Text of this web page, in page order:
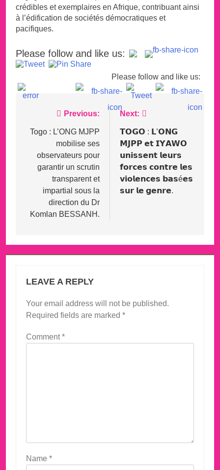
crédibles et exemplaires en Afrique, contribuant ainsi
à l’édification de sociétés démocratiques et
pacifiques.
Please follow and like us:
Please follow and like us:
navigation
Previous:
Togo : L’ONG MJPP
mobilise ses
observateurs pour
garantir un scrutin
transparent et
impartial sous la
direction du Dr
Komlan BESSANH.
Next:
𝗧𝗢𝗚𝗢 : 𝗟’𝗢𝗡𝗚
𝗠𝗝𝗣𝗣 𝗲𝘁 𝗜𝗬𝗔𝗪𝗢
𝘂𝗻𝗶𝘀𝘀𝗲𝗻𝘁 𝗹𝗲𝘂𝗿𝘀
𝗳𝗼𝗿𝗰𝗲𝘀 𝗰𝗼𝗻𝘁𝗿𝗲 𝗹𝗲𝘀
𝘃𝗶𝗼𝗹𝗲𝗻𝗰𝗲𝘀 𝗯𝗮𝘀é𝗲𝘀
𝘀𝘂𝗿 𝗹𝗲 𝗴𝗲𝗻𝗿𝗲.
LEAVE A REPLY
Your email address will not be published.
Required fields are marked *
Comment*
Name *